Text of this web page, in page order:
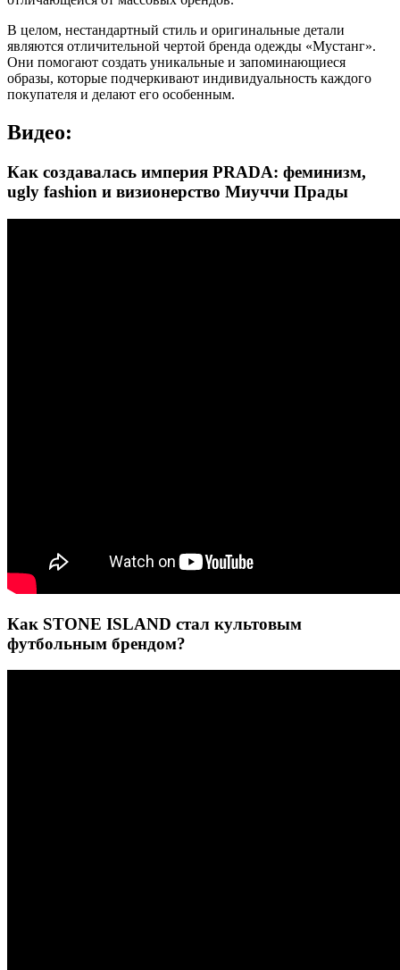
В целом, нестандартный стиль и оригинальные детали
являются отличительной чертой бренда одежды «Мустанг».
Они помогают создать уникальные и запоминающиеся
образы, которые подчеркивают индивидуальность каждого
покупателя и делают его особенным.
Видео:
Как создавалась империя PRADA: феминизм,
ugly fashion и визионерство Миуччи Прады
Как STONE ISLAND стал культовым
футбольным брендом?